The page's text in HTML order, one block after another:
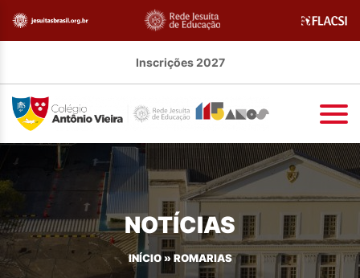
Inscrições 2027
NOTÍCIAS
INÍCIO» ROMARIAS